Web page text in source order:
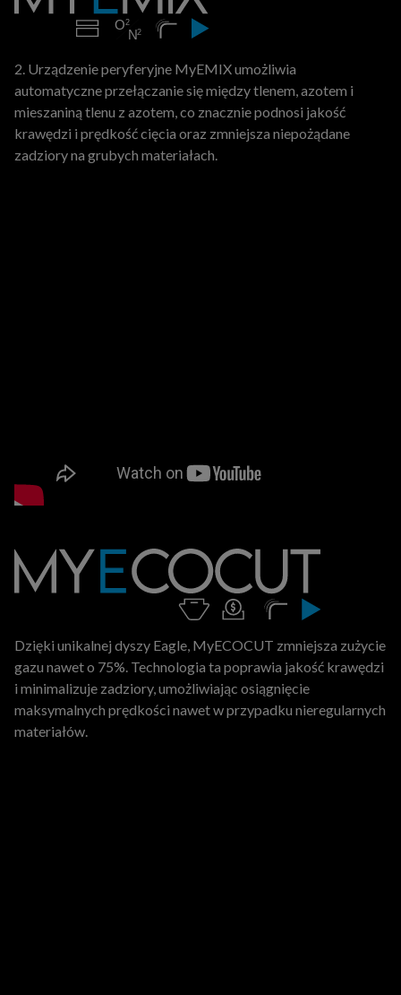
2. Urządzenie peryferyjne MyEMIX umożliwia
automatyczne przełączanie się między tlenem, azotem i
mieszaniną tlenu z azotem, co znacznie podnosi jakość
krawędzi i prędkość cięcia oraz zmniejsza niepożądane
zadziory na grubych materiałach.
Dzięki unikalnej dyszy Eagle, MyECOCUT zmniejsza zużycie
gazu nawet o 75%. Technologia ta poprawia jakość krawędzi
i minimalizuje zadziory, umożliwiając osiągnięcie
maksymalnych prędkości nawet w przypadku nieregularnych
materiałów.